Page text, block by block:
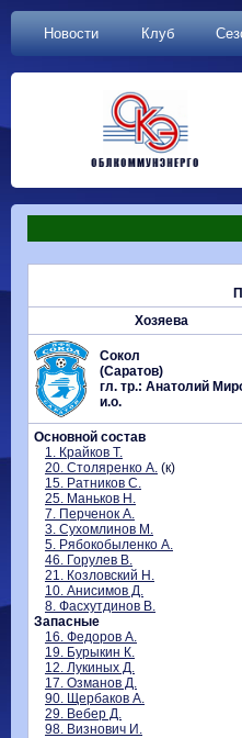
Новости Клуб
Хозяева
Сокол
(Саратов)
гл. тр.: Анатолий
и.о.
Основной состав
1. Крайков Т.
20. Столяренко А. (к)
15. Ратников С.
25. Маньков Н.
7. Перченок А.
3. Сухомлинов М.
5. Рябокобыленко А.
46. Горулев В.
21. Козловский Н.
10. Анисимов Д.
8. Фасхутдинов В.
Запасные
16. Федоров А.
19. Бурыкин К.
12. Лукиных Д.
17. Озманов Д.
90. Щербаков А.
29. Вебер Д.
98. Визнович И.